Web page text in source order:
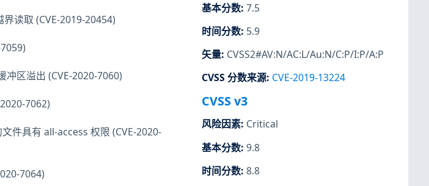
读取 (CVE-2019-20454)
区溢出 (CVE-2020-7060)
7062)
具有 all-access 权限 (CVE-2020-
7064)
基本分数: 7.5
时间分数: 5.9
矢量: CVSS2#AV:N/AC:L/Au:N/C:P/I:P/A:P
CVSS 分数来源: CVE-2019-13224
CVSS v3
风险因素: Critical
基本分数: 9.8
时间分数: 8.8